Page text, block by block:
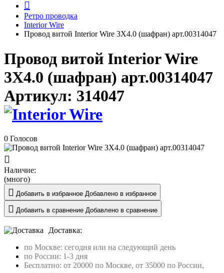
Ретро проводка
Interior Wire
Провод витой Interior Wire 3Х4.0 (шафран) арт.00314047
Провод витой Interior Wire
3Х4.0 (шафран) арт.00314047
Артикул: 314047
0 Голосов
Наличие:
(много)
Добавить в избранное Добавлено в избранное
Добавить в сравнение Добавлено в сравнение
Доставка:
по Москве: сегодня или на следующий день
по России: 1-3 дня
Бесплатно: от 20000 по Москве, от 35000 по России,